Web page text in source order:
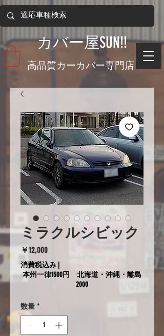
​高品質カーカバー専門店
​カバー屋SUN!!
ミラクルシビック
￥12,000価
格
消費税込み
本州一律1500円 北海道・沖縄・離島
2000
数量 *